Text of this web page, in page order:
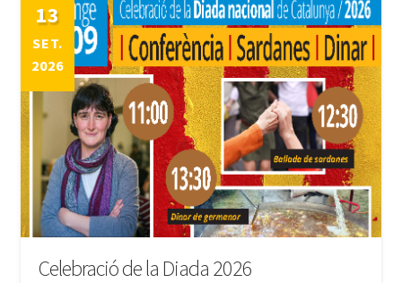
13
SET.
2026
Celebració de la Diada 2026